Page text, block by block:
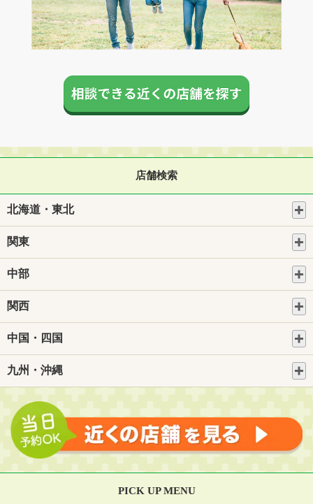
店舗検索
北海道・東北
関東
中部
関西
中国・四国
九州・沖縄
PICK UP MENU